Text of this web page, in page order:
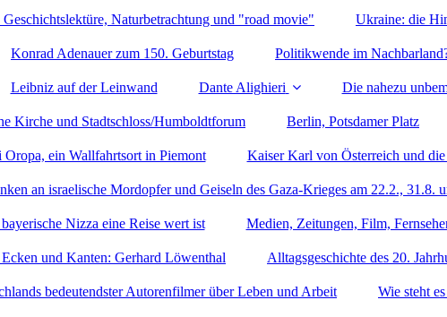
Naturbetrachtung und "road movie" Ukraine: die
Konrad Adenauer zum 150. Geburtstag Politikwende im
Leibniz auf der Leinwand Dante Alighieri Die nahezu
Kirche und Stadtschloss/Humboldtforum Berlin, Potsdamer Platz
Oropa, ein Wallfahrtsort in Piemont Kaiser Karl von Österreich und
an israelische Mordopfer und Geiseln des Gaza-Krieges am 22.2., 31.8.
Nizza eine Reise wert ist Medien, Zeitungen, Film,
und Kanten: Gerhard Löwenthal Alltagsgeschichte des 20.
bedeutendster Autorenfilmer über Leben und Arbeit Wie steht